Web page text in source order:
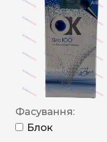
Фасування:
Блок